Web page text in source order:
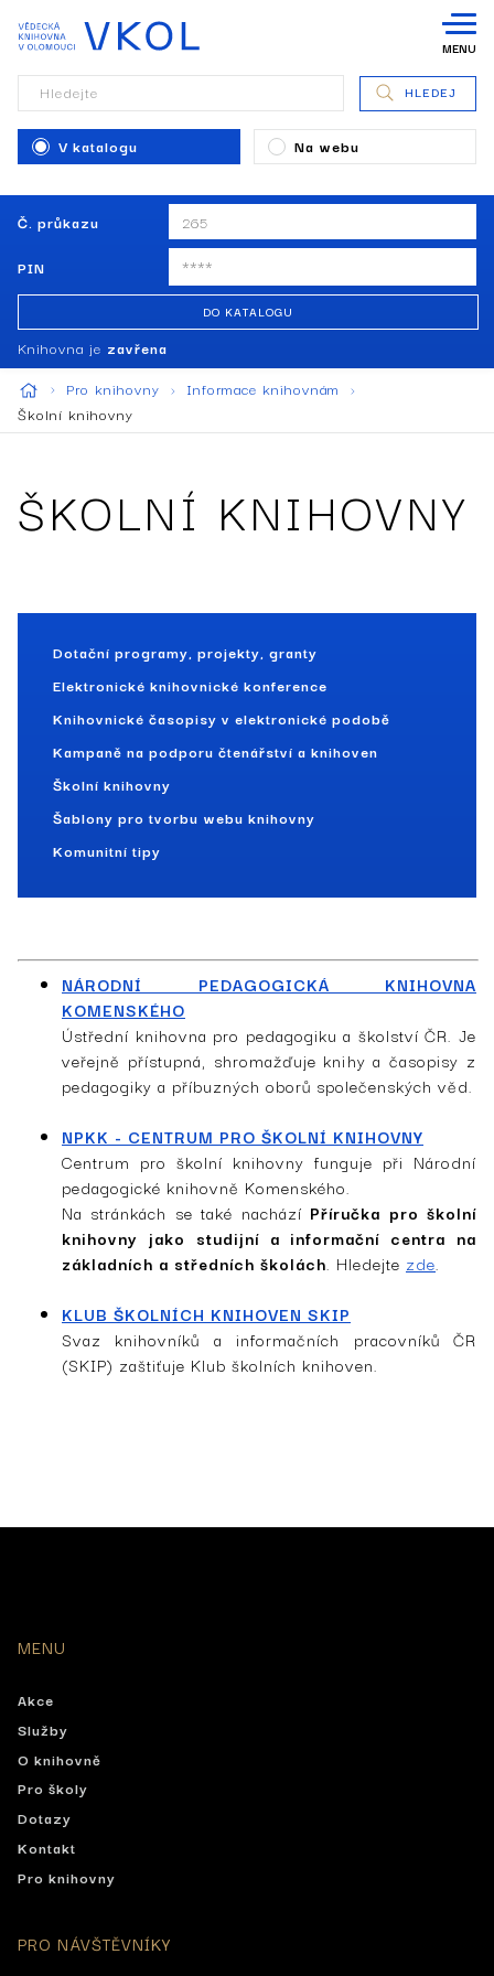
Č. průkazu
PIN
DO KATALOGU
Knihovna je zavřena
MENU
Hledejte
V katalogu Na webu
HLEDEJ
Pro knihovny
Informace knihovnám
Školní knihovny
ŠKOLNÍ KNIHOVNY
Dotační programy, projekty, granty
Elektronické knihovnické konference
Knihovnické časopisy v elektronické podobě
Kampaně na podporu čtenářství a knihoven
Školní knihovny
Šablony pro tvorbu webu knihovny
Komunitní tipy
NÁRODNÍ PEDAGOGICKÁ KNIHOVNA
KOMENSKÉHO
Ústřední knihovna pro pedagogiku a školství ČR. Je
veřejně přístupná, shromažďuje knihy a časopisy z
pedagogiky a příbuzných oborů společenských věd.
NPKK - CENTRUM PRO ŠKOLNÍ KNIHOVNY
Centrum pro školní knihovny funguje při Národní
pedagogické knihovně Komenského.
Na stránkách se také nachází Příručka pro školní
knihovny jako studijní a informační centra na
základních a středních školách. Hledejte zde.
KLUB ŠKOLNÍCH KNIHOVEN SKIP
Svaz knihovníků a informačních pracovníků ČR
(SKIP) zaštiťuje Klub školních knihoven.
MENU
Akce
Služby
O knihovně
Pro školy
Dotazy
Kontakt
Pro knihovny
PRO NÁVŠTĚVNÍKY